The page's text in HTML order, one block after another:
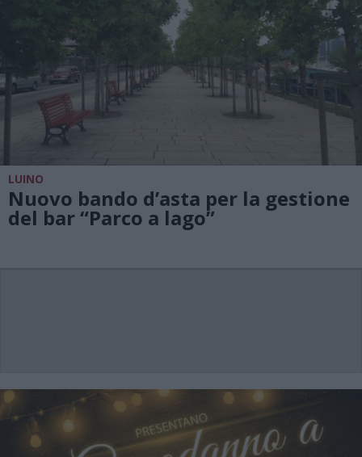
LUINO
Nuovo bando d’asta per la gestione
del bar “Parco a lago”